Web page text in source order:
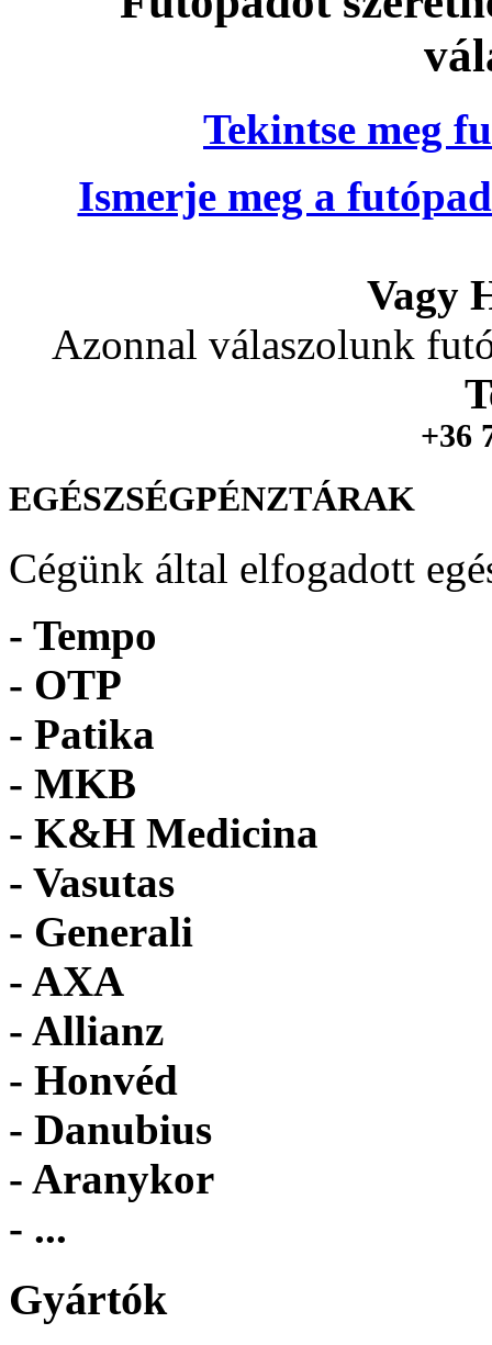
Tekintse meg
Ismerje meg a
Vagy
Azonnal válaszolunk
+36
EGÉSZSÉGPÉNZTÁRAK
Cégünk által elfogadott
- Tempo
- OTP
- Patika
- MKB
- K&H Medicina
- Vasutas
- Generali
- AXA
- Allianz
- Honvéd
- Danubius
- Aranykor
- ...
Gyártók